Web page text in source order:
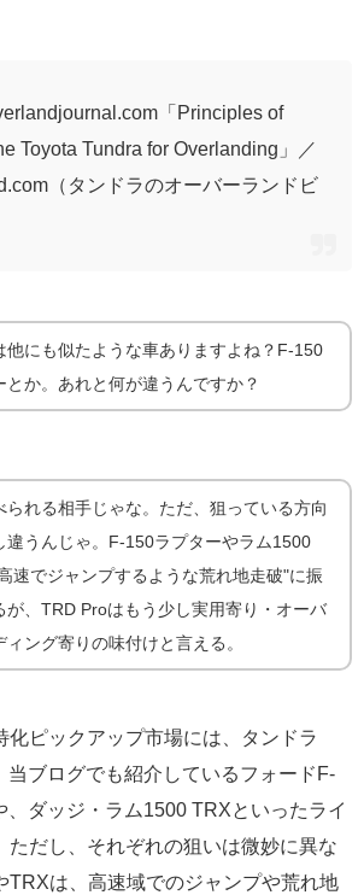
「Principles of
Toyota Tundra for Overlanding」／
（タンドラのオーバーランドビ
他にも似たような車ありますよね？F-150
とか。あれと何が違うんですか？
られる相手じゃな。ただ、狙っている方向
違うんじゃ。F-150ラプターやラム1500
速でジャンプするような荒れ地走破"に振
が、TRD Proはもう少し実用寄り・オーバ
ィング寄りの味付けと言える。
化ピックアップ市場には、タンドラ
当ブログでも紹介しているフォードF-
、ダッジ・ラム1500 TRXといったライ
ただし、それぞれの狙いは微妙に異な
TRXは、高速域でのジャンプや荒れ地